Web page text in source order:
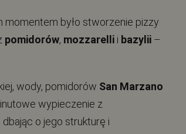
momentem było stworzenie pizzy
pomidorów, mozzarelli i bazylii –
wody, pomidorów San Marzano
wypieczenie z
o jego strukturę i